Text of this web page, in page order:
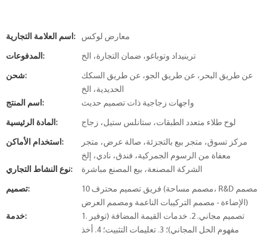
اسم العلامة التجارية: معارض لوكس
المدفوعات: ترينيداد وتوباغو، ضمان التجارة، الخ
شحن:
عن طريق البحر، عن طريق الجو، عن طريق السكك
الحديدية، الخ
اسم المنتج:
واجهات زجاجية ذات تصميم حديث
المادة الرئيسية: لوح طلاء متعدد الطبقات، ستانلس ستيل، زجاج
استخدام الأماكن:
مركز تسوق، متجر بيع بالتجزئة، صالة عرض، متجر
معفاة من الرسوم الجمركية، فندق، نادي، إلخ
نوع النشاط التجاري:
الشركة المصنعة، بيع المصنع مباشرة
تصميم:
10 فريق تصميم محترف (مصمم مساحة، R&D مصمم
الإضاءة - مصمم التركيبات الناعمة ومصمم العرض)
خدمة:
1. تصميم مجاني. 2. خدمات القيمة المضافة (توفير
مفهوم الحل المجاني)؛ 3. تعليمات التثبيت؛ 4. أخذ